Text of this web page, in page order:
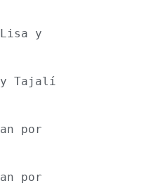
y
Tajalí
por
por